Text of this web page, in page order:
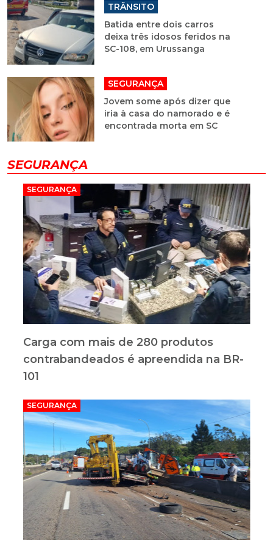
TRÂNSITO
Batida entre dois carros
deixa três idosos feridos na
SC-108, em Urussanga
SEGURANÇA
Jovem some após dizer que
iria à casa do namorado e é
encontrada morta em SC
SEGURANÇA
SEGURANÇA
Carga com mais de 280 produtos
contrabandeados é apreendida na BR-
101
SEGURANÇA